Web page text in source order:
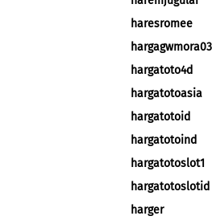
haresromee
hargagwmora03
hargatoto4d
hargatotoasia
hargatotoid
hargatotoind
hargatotoslot1
hargatotoslotid
harger